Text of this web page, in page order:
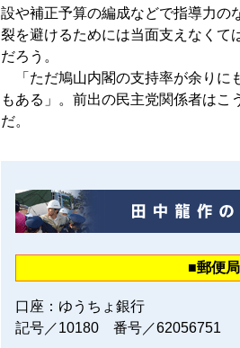
設や補正予算の編成などで指導力の
裂を避けるためには当面支えなく
だろう。
「ただ鳩山内閣の支持率が余りに
もある」。前出の民主党関係者はこ
だ。
■郵便
口座：ゆうちょ銀行
記号／10180 番号／62056751